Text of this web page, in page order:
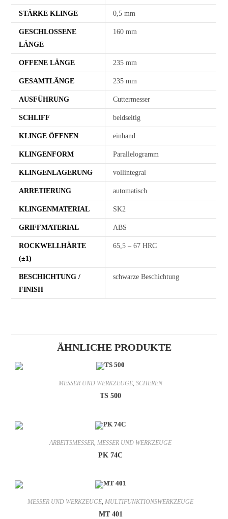
STÄRKE KLINGE 0,5 mm
GESCHLOSSENE
LÄNGE
160 mm
OFFENE LÄNGE 235 mm
GESAMTLÄNGE 235 mm
AUSFÜHRUNG Cuttermesser
SCHLIFF beidseitig
KLINGE ÖFFNEN einhand
KLINGENFORM Parallelogramm
KLINGENLAGERUNG vollintegral
ARRETIERUNG automatisch
KLINGENMATERIAL SK2
GRIFFMATERIAL ABS
ROCKWELLHÄRTE
(±1)
65,5 – 67 HRC
BESCHICHTUNG /
FINISH
schwarze Beschichtung
ÄHNLICHE PRODUKTE
MESSER UND WERKZEUGE,SCHEREN
TS 500
ARBEITSMESSER MESSER UND WERKZEUGE
PK 74C
MESSER UND WERKZEUGE,MULTIFUNKTIONSWERKZEUGE
MT 401